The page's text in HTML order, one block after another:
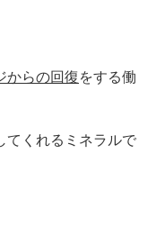
からの回復をする働
てくれるミネラルで